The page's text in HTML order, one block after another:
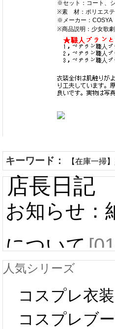
※セット：コート、
※素 材：ポリエス
※メーカー：COSYA
※商品説明：少女歌
キーワード： 【在庫一掃
店長日記
お知らせ：
について
中国旧正月
響で2024年
人気シリーズ
コスプレ衣装
コスプレブ